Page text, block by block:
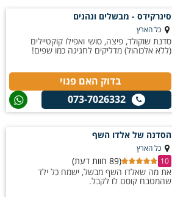
סינרקידס - מבשלים ונהנים
כל הארץ
סדנת שוקולד, פיצה, סושי ואפילו קוקטיילים
(ללא אלכוהול) מדליקים לחגיגה כמו שפים!
בדוק האם פנוי
073-7026332
הסדנה של אלדו השף
כל הארץ
10
(89 חוות דעת)
את מה שאלדו השף מבשל, ישמח כל ילד
שהמטבח קוסם לו לקבל.